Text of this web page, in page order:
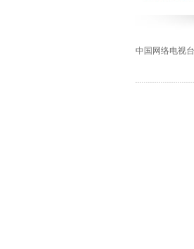
中国网络电视台